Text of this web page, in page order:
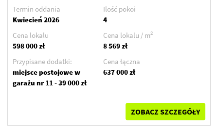
Termin oddania
Kwiecień 2026
Ilość pokoi
4
Cena lokalu
598 000 zł
Cena lokalu / m2
8 569 zł
Przypisane dodatki:
miejsce postojowe w
garażu nr 11 - 39 000 zł
Cena łączna
637 000 zł
ZOBACZ SZCZEGÓŁY